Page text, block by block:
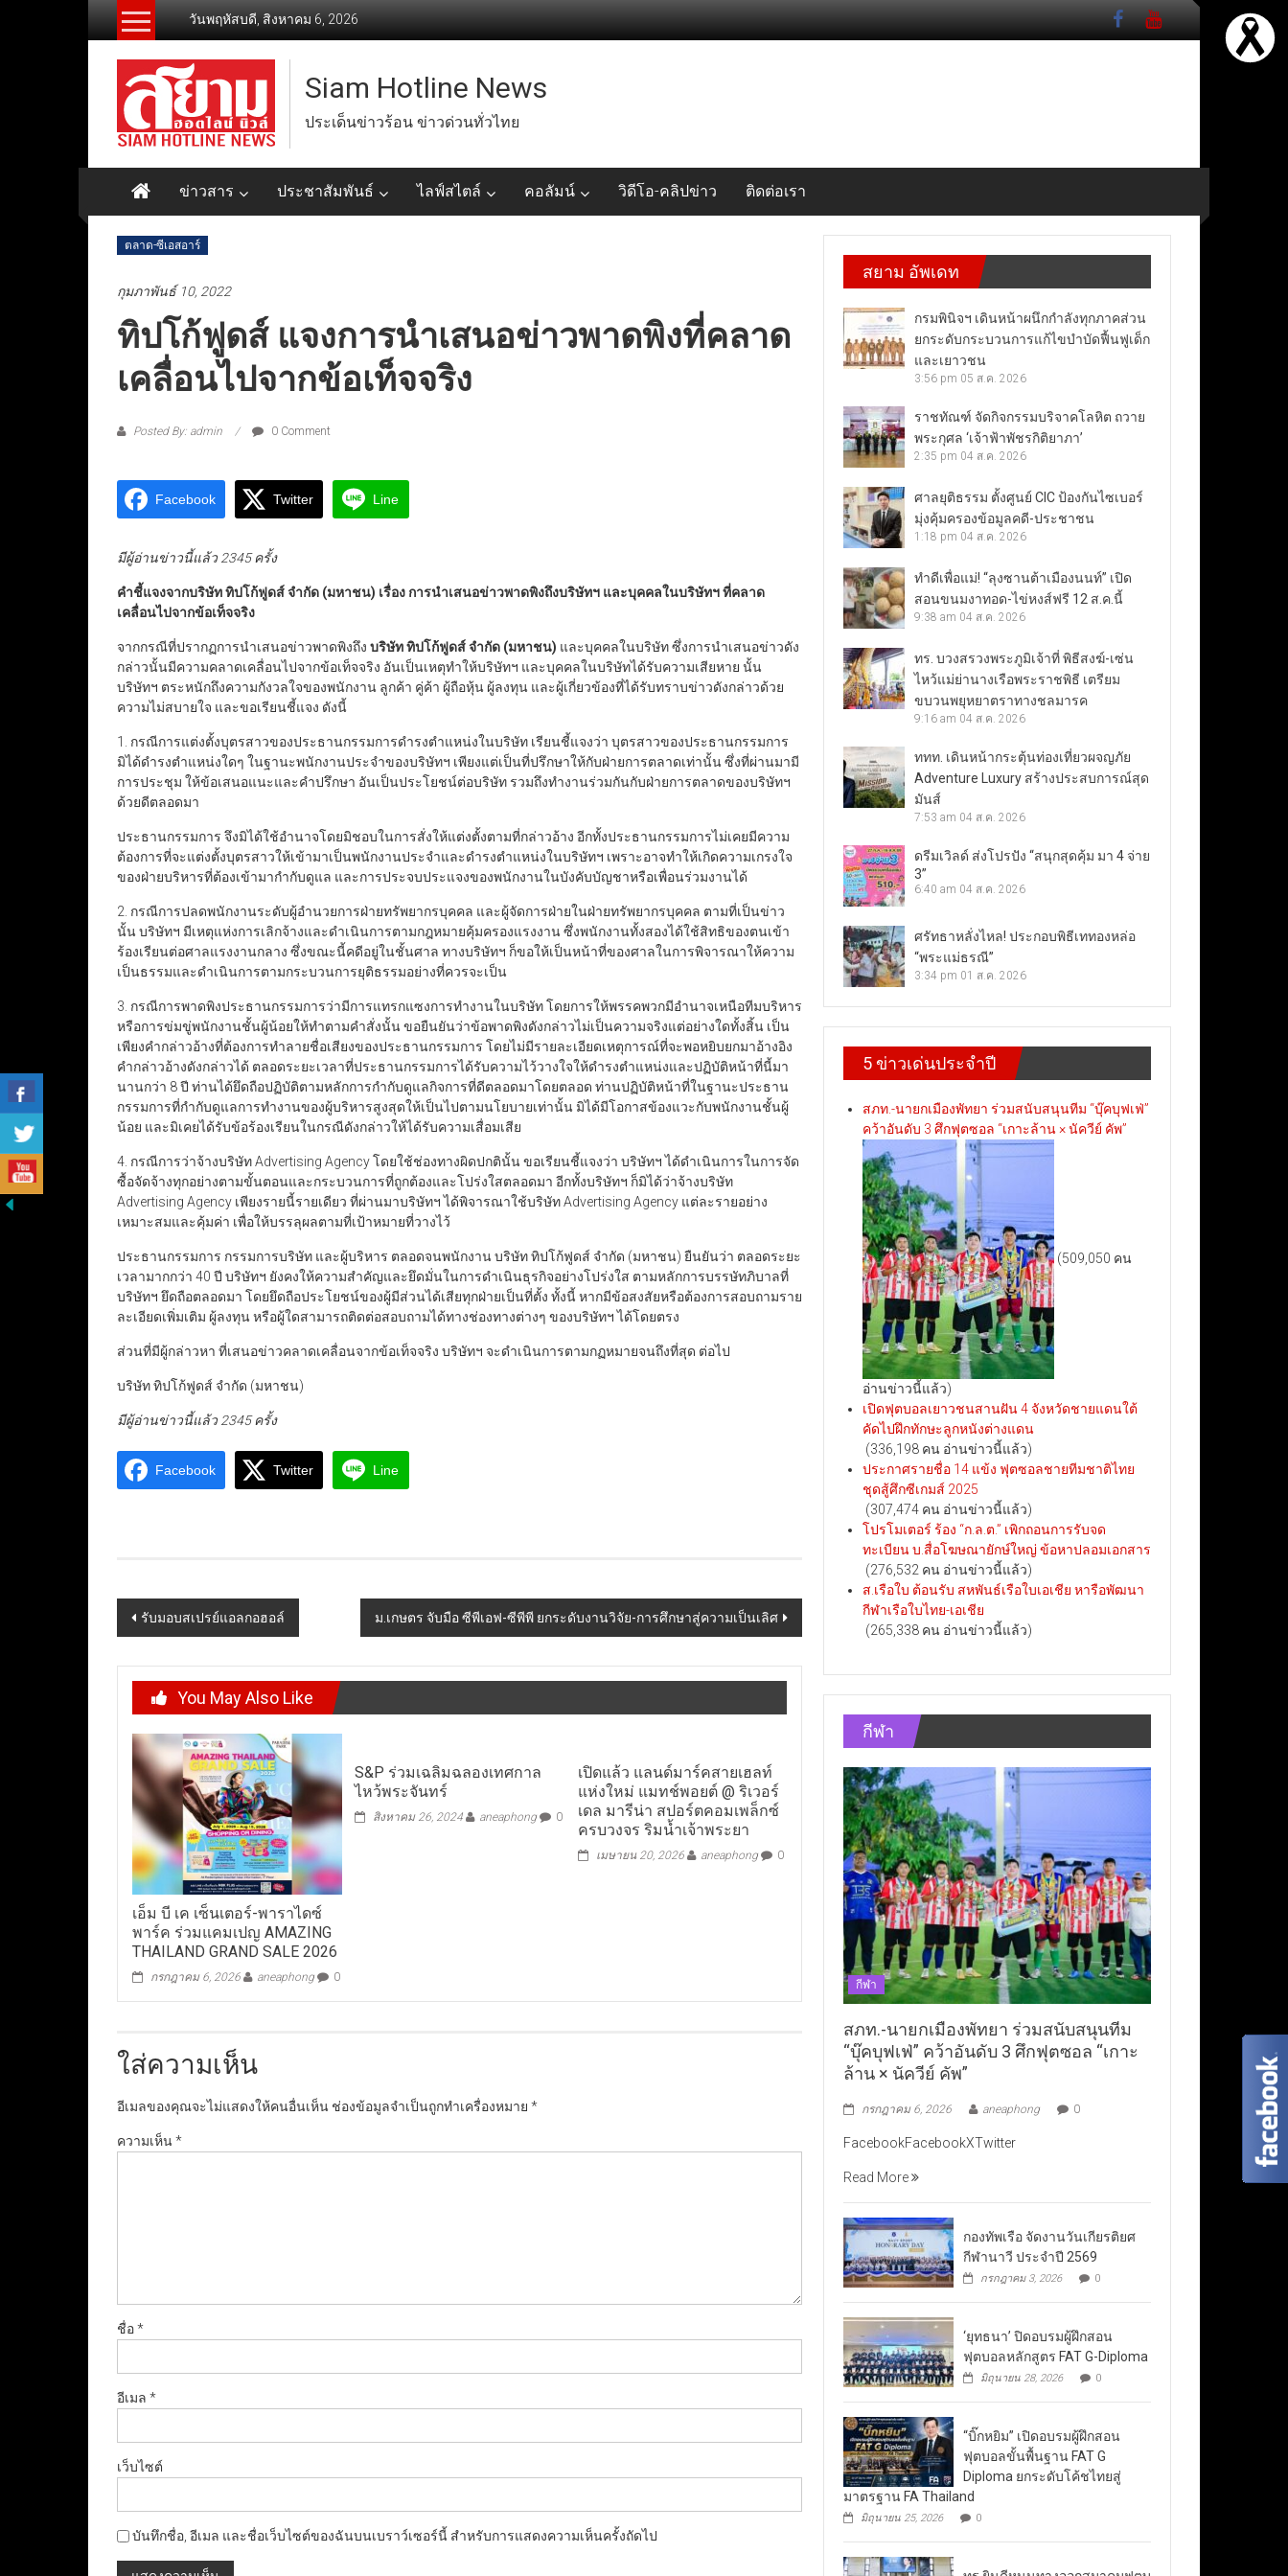
วันพฤหัสบดี, สิงหาคม 6, 2026
Siam Hotline News
ประเด็นข่าวร้อน ข่าวด่วนทั่วไทย
ข่าวสาร ประชาสัมพันธ์ ไลฟ์สไตล์ คอลัมน์ วิดีโอ-คลิปข่าว ติดต่อเรา
ตลาด-ซีเอสอาร์
กุมภาพันธ์ 10, 2022
ทิปโก้ฟูดส์ แจงการนำเสนอข่าวพาดพิงที่คลาด
เคลื่อนไปจากข้อเท็จจริง
Posted By: admin 0 Comment
Facebook Twitter Line
มีผู้อ่านข่าวนี้แล้ว 2345 ครั้ง
คำชี้แจงจากบริษัท ทิปโก้ฟูดส์ จำกัด (มหาชน) เรื่อง การนำเสนอข่าวพาดพิงถึงบริษัทฯ และบุคคลในบริษัทฯ ที่คลาด
เคลื่อนไปจากข้อเท็จจริง
จากกรณีที่ปรากฏการนำเสนอข่าวพาดพิงถึง บริษัท ทิปโก้ฟูดส์ จำกัด (มหาชน) และบุคคลในบริษัท ซึ่งการนำเสนอข่าวดัง
กล่าวนั้นมีความคลาดเคลื่อนไปจากข้อเท็จจริง อันเป็นเหตุทำให้บริษัทฯ และบุคคลในบริษัทได้รับความเสียหาย นั้น
บริษัทฯ ตระหนักถึงความกังวลใจของพนักงาน ลูกค้า คู่ค้า ผู้ถือหุ้น ผู้ลงทุน และผู้เกี่ยวข้องที่ได้รับทราบข่าวดังกล่าวด้วย
ความไม่สบายใจ และขอเรียนชี้แจง ดังนี้
1. กรณีการแต่งตั้งบุตรสาวของประธานกรรมการดำรงตำแหน่งในบริษัท เรียนชี้แจงว่า บุตรสาวของประธานกรรมการ
มิได้ดำรงตำแหน่งใดๆ ในฐานะพนักงานประจำของบริษัทฯ เพียงแต่เป็นที่ปรึกษาให้กับฝ่ายการตลาดเท่านั้น ซึ่งที่ผ่านมามี
การประชุม ให้ข้อเสนอแนะและคำปรึกษา อันเป็นประโยชน์ต่อบริษัท รวมถึงทำงานร่วมกันกับฝ่ายการตลาดของบริษัทฯ
ด้วยดีตลอดมา
ประธานกรรมการ จึงมิได้ใช้อำนาจโดยมิชอบในการสั่งให้แต่งตั้งตามที่กล่าวอ้าง อีกทั้งประธานกรรมการไม่เคยมีความ
ต้องการที่จะแต่งตั้งบุตรสาวให้เข้ามาเป็นพนักงานประจำและดำรงตำแหน่งในบริษัทฯ เพราะอาจทำให้เกิดความเกรงใจ
ของฝ่ายบริหารที่ต้องเข้ามากำกับดูแล และการประจบประแจงของพนักงานในบังคับบัญชาหรือเพื่อนร่วมงานได้
2. กรณีการปลดพนักงานระดับผู้อำนวยการฝ่ายทรัพยากรบุคคล และผู้จัดการฝ่ายในฝ่ายทรัพยากรบุคคล ตามที่เป็นข่าว
นั้น บริษัทฯ มีเหตุแห่งการเลิกจ้างและดำเนินการตามกฎหมายคุ้มครองแรงงาน ซึ่งพนักงานทั้งสองได้ใช้สิทธิของตนเข้า
ร้องเรียนต่อศาลแรงงานกลาง ซึ่งขณะนี้คดีอยู่ในชั้นศาล ทางบริษัทฯ ก็ขอให้เป็นหน้าที่ของศาลในการพิจารณาให้ความ
เป็นธรรมและดำเนินการตามกระบวนการยุติธรรมอย่างที่ควรจะเป็น
3. กรณีการพาดพิงประธานกรรมการว่ามีการแทรกแซงการทำงานในบริษัท โดยการให้พรรคพวกมีอำนาจเหนือทีมบริหาร
หรือการข่มขู่พนักงานชั้นผู้น้อยให้ทำตามคำสั่งนั้น ขอยืนยันว่าข้อพาดพิงดังกล่าวไม่เป็นความจริงแต่อย่างใดทั้งสิ้น เป็น
เพียงคำกล่าวอ้างที่ต้องการทำลายชื่อเสียงของประธานกรรมการ โดยไม่มีรายละเอียดเหตุการณ์ที่จะพอหยิบยกมาอ้างอิง
คำกล่าวอ้างดังกล่าวได้ ตลอดระยะเวลาที่ประธานกรรมการได้รับความไว้วางใจให้ดำรงตำแหน่งและปฏิบัติหน้าที่นี้มา
นานกว่า 8 ปี ท่านได้ยึดถือปฏิบัติตามหลักการกำกับดูแลกิจการที่ดีตลอดมาโดยตลอด ท่านปฏิบัติหน้าที่ในฐานะประธาน
กรรมการที่กำกับดูแลการทำงานของผู้บริหารสูงสุดให้เป็นไปตามนโยบายเท่านั้น มิได้มีโอกาสข้องแวะกับพนักงานชั้นผู้
น้อย และมิเคยได้รับข้อร้องเรียนในกรณีดังกล่าวให้ได้รับความเสื่อมเสีย
4. กรณีการว่าจ้างบริษัท Advertising Agency โดยใช้ช่องทางผิดปกตินั้น ขอเรียนชี้แจงว่า บริษัทฯ ได้ดำเนินการในการจัด
ซื้อจัดจ้างทุกอย่างตามขั้นตอนและกระบวนการที่ถูกต้องและโปร่งใสตลอดมา อีกทั้งบริษัทฯ ก็มิได้ว่าจ้างบริษัท
Advertising Agency เพียงรายนี้รายเดียว ที่ผ่านมาบริษัทฯ ได้พิจารณาใช้บริษัท Advertising Agency แต่ละรายอย่าง
เหมาะสมและคุ้มค่า เพื่อให้บรรลุผลตามที่เป้าหมายที่วางไว้
ประธานกรรมการ กรรมการบริษัท และผู้บริหาร ตลอดจนพนักงาน บริษัท ทิปโก้ฟูดส์ จำกัด (มหาชน) ยืนยันว่า ตลอดระยะ
เวลามากกว่า 40 ปี บริษัทฯ ยังคงให้ความสำคัญและยึดมั่นในการดำเนินธุรกิจอย่างโปร่งใส ตามหลักการบรรษัทภิบาลที่
บริษัทฯ ยึดถือตลอดมา โดยยึดถือประโยชน์ของผู้มีส่วนได้เสียทุกฝ่ายเป็นที่ตั้ง ทั้งนี้ หากมีข้อสงสัยหรือต้องการสอบถามราย
ละเอียดเพิ่มเติม ผู้ลงทุน หรือผู้ใดสามารถติดต่อสอบถามได้ทางช่องทางต่างๆ ของบริษัทฯ ได้โดยตรง
ส่วนที่มีผู้กล่าวหา ที่เสนอข่าวคลาดเคลื่อนจากข้อเท็จจริง บริษัทฯ จะดำเนินการตามกฏหมายจนถึงที่สุด ต่อไป
บริษัท ทิปโก้ฟูดส์ จำกัด (มหาชน)
มีผู้อ่านข่าวนี้แล้ว 2345 ครั้ง
Facebook Twitter Line
Post
รับมอบสเปรย์แอลกอฮอล์ ม.เกษตร จับมือ ซีพีเอฟ-ซีพีพี ยกระดับงานวิจัย-การศึกษาสู่ความเป็นเลิศ
You May Also Like
เอ็ม บี เค เซ็นเตอร์-พาราไดซ์
พาร์ค ร่วมแคมเปญ AMAZING
THAILAND GRAND SALE 2026
กรกฎาคม 6, 2026 aneaphong 0
S&P ร่วมเฉลิมฉลองเทศกาล
ไหว้พระจันทร์
สิงหาคม 26, 2024 aneaphong 0
เปิดแล้ว แลนด์มาร์คสายเฮลท์
แห่งใหม่ แมทช์พอยต์ @ ริเวอร์
เดล มารีน่า สปอร์ตคอมเพล็กซ์
ครบวงจร ริมน้ำเจ้าพระยา
เมษายน 20, 2026 aneaphong 0
ใส่ความเห็น
อีเมลของคุณจะไม่แสดงให้คนอื่นเห็น ช่องข้อมูลจำเป็นถูกทำเครื่องหมาย *
ความเห็น*
ชื่อ*
อีเมล *
เว็บไซต์
บันทึกชื่อ, อีเมล และชื่อเว็บไซต์ของฉันบนเบราว์เซอร์นี้ สำหรับการแสดงความเห็นครั้งถัดไป
สยาม อัพเดท
กรมพินิจฯ เดินหน้าผนึกกำลังทุกภาคส่วน
ยกระดับกระบวนการแก้ไขบำบัดฟื้นฟูเด็ก
และเยาวชน
3:56 pm 05 ส.ค. 2026
ราชทัณฑ์ จัดกิจกรรมบริจาคโลหิต ถวาย
พระกุศล ‘เจ้าฟ้าพัชรกิติยาภา’
2:35 pm 04 ส.ค. 2026
ศาลยุติธรรม ตั้งศูนย์ CIC ป้องกันไซเบอร์
มุ่งคุ้มครองข้อมูลคดี-ประชาชน
1:18 pm 04 ส.ค. 2026
ทำดีเพื่อแม่! “ลุงซานต้าเมืองนนท์” เปิด
สอนขนมงาทอด-ไข่หงส์ฟรี 12 ส.ค.นี้
9:38 am 04 ส.ค. 2026
ทร. บวงสรวงพระภูมิเจ้าที่ พิธีสงฆ์-เซ่น
ไหว้แม่ย่านางเรือพระราชพิธี เตรียม
ขบวนพยุหยาตราทางชลมารค
9:16 am 04 ส.ค. 2026
ททท. เดินหน้ากระตุ้นท่องเที่ยวผจญภัย
Adventure Luxury สร้างประสบการณ์สุด
มันส์
7:53 am 04 ส.ค. 2026
ดรีมเวิลด์ ส่งโปรปัง “สนุกสุดคุ้ม มา 4 จ่าย
3”
6:40 am 04 ส.ค. 2026
ศรัทธาหลั่งไหล! ประกอบพิธีเททองหล่อ
“พระแม่ธรณี”
3:34 pm 01 ส.ค. 2026
5 ข่าวเด่นประจำปี
สภท.-นายกเมืองพัทยา ร่วมสนับสนุนทีม “บุ๊คบุฟเฟ่”
คว้าอันดับ 3 ศึกฟุตซอล “เกาะล้าน × นัควีย์ คัพ”
(509,050 คน
อ่านข่าวนี้แล้ว)
เปิดฟุตบอลเยาวชนสานฝัน 4 จังหวัดชายแดนใต้
คัดไปฝึกทักษะลูกหนังต่างแดน
(336,198 คน อ่านข่าวนี้แล้ว)
ประกาศรายชื่อ 14 แข้ง ฟุตซอลชายทีมชาติไทย
ชุดสู้ศึกซีเกมส์ 2025
(307,474 คน อ่านข่าวนี้แล้ว)
โปรโมเตอร์ ร้อง “ก.ล.ต.” เพิกถอนการรับจด
ทะเบียน บ.สื่อโฆษณายักษ์ใหญ่ ข้อหาปลอมเอกสาร
(276,532 คน อ่านข่าวนี้แล้ว)
ส.เรือใบ ต้อนรับ สหพันธ์เรือใบเอเชีย หารือพัฒนา
กีฬาเรือใบไทย-เอเชีย
(265,338 คน อ่านข่าวนี้แล้ว)
กีฬา
กีฬา
สภท.-นายกเมืองพัทยา ร่วมสนับสนุนทีม
“บุ๊คบุฟเฟ่” คว้าอันดับ 3 ศึกฟุตซอล “เกาะ
ล้าน × นัควีย์ คัพ”
กรกฎาคม 6, 2026 aneaphong 0
FacebookFacebookXTwitter
Read More
กองทัพเรือ จัดงานวันเกียรติยศ
กีฬานาวี ประจำปี 2569
กรกฎาคม 3, 2026 0
‘ยุทธนา’ ปิดอบรมผู้ฝึกสอน
ฟุตบอลหลักสูตร FAT G-Diploma
มิถุนายน 28, 2026 0
“บิ๊กหยิม” เปิดอบรมผู้ฝึกสอน
ฟุตบอลขั้นพื้นฐาน FAT G
Diploma ยกระดับโค้ชไทยสู่
มาตรฐาน FA Thailand
มิถุนายน 25, 2026 0